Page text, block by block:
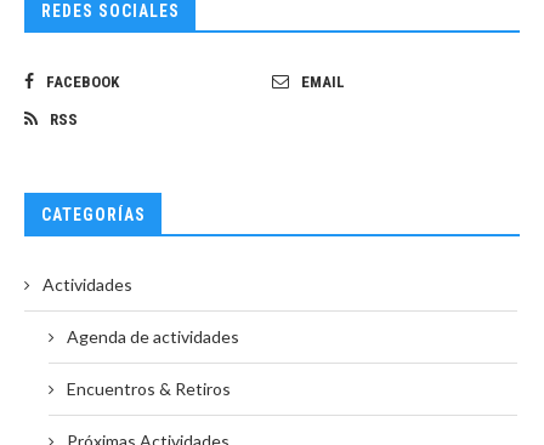
REDES SOCIALES
FACEBOOK EMAIL
RSS
CATEGORÍAS
Actividades
Agenda de actividades
Encuentros & Retiros
Próximas Actividades